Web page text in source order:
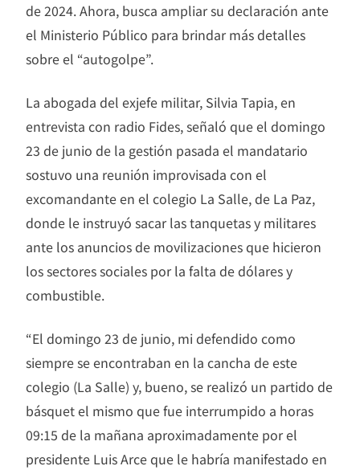
de 2024. Ahora, busca ampliar su declaración ante
el Ministerio Público para brindar más detalles
sobre el “autogolpe”.
La abogada del exjefe militar, Silvia Tapia, en
entrevista con radio Fides, señaló que el domingo
23 de junio de la gestión pasada el mandatario
sostuvo una reunión improvisada con el
excomandante en el colegio La Salle, de La Paz,
donde le instruyó sacar las tanquetas y militares
ante los anuncios de movilizaciones que hicieron
los sectores sociales por la falta de dólares y
combustible.
“El domingo 23 de junio, mi defendido como
siempre se encontraban en la cancha de este
colegio (La Salle) y, bueno, se realizó un partido de
básquet el mismo que fue interrumpido a horas
09:15 de la mañana aproximadamente por el
presidente Luis Arce que le habría manifestado en